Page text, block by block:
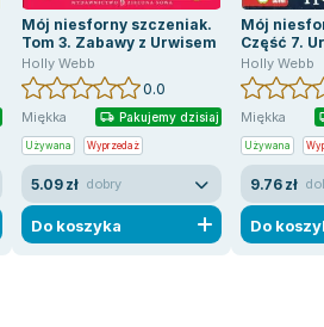
Mój niesforny szczeniak.
Tom 3. Zabawy z Urwisem
Holly Webb
0.0
Miękka Pakujemy dzisiaj
Używana Wyprzedaż
5.09 zł dobry
Do koszyka
Mój
Część 7.
Holly Webb
Miękka
Używana
9.76 zł
Do